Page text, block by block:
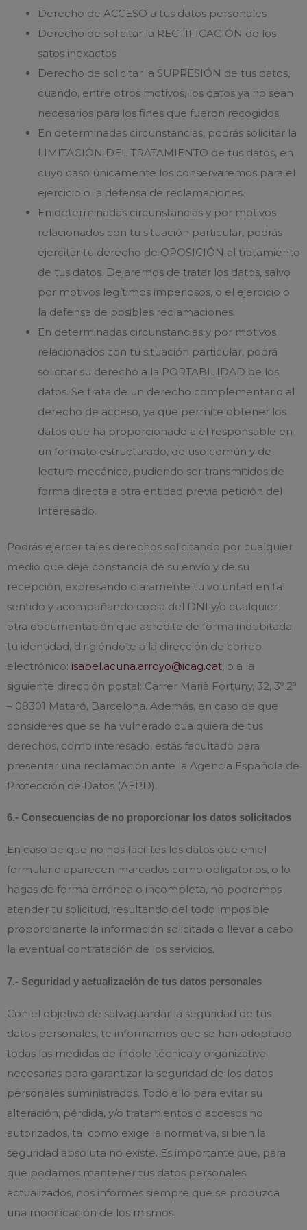
Derecho de ACCESO a tus datos personales
Derecho de solicitar la RECTIFICACIÓN de los
satos inexactos
Derecho de solicitar la SUPRESIÓN de tus datos,
cuando, entre otros motivos, los datos ya no sean
necesarios para los fines que fueron recogidos.
En determinadas circunstancias, podrás solicitar la
LIMITACIÓN DEL TRATAMIENTO de tus datos, en
cuyo caso únicamente los conservaremos para el
ejercicio o la defensa de reclamaciones.
En determinadas circunstancias y por motivos
relacionados con tu situación particular, podrás
ejercitar tu derecho de OPOSICIÓN al tratamiento
de tus datos. Dejaremos de tratar los datos, salvo
por motivos legítimos imperiosos, o el ejercicio o
la defensa de posibles reclamaciones.
En determinadas circunstancias y por motivos
relacionados con tu situación particular, podrá
solicitar su derecho a la PORTABILIDAD de los
datos. Se trata de un derecho complementario al
derecho de acceso, ya que permite obtener los
datos que ha proporcionado a el responsable en
un formato estructurado, de uso común y de
lectura mecánica, pudiendo ser transmitidos de
forma directa a otra entidad previa petición del
Interesado.
Podrás ejercer tales derechos solicitando por cualquier
medio que deje constancia de su envío y de su
recepción, expresando claramente tu voluntad en tal
sentido y acompañando copia del DNI y/o cualquier
otra documentación que acredite de forma indubitada
tu identidad, dirigiéndote a la dirección de correo
electrónico: isabel.acuna.arroyo@icag.cat, o a la
siguiente dirección postal: Carrer Marià Fortuny, 32, 3º 2ª
– 08301 Mataró, Barcelona. Además, en caso de que
consideres que se ha vulnerado cualquiera de tus
derechos, como interesado, estás facultado para
presentar una reclamación ante la Agencia Española de
Protección de Datos (AEPD).
6.- Consecuencias de no proporcionar los datos solicitados
En caso de que no nos facilites los datos que en el
formulario aparecen marcados como obligatorios, o lo
hagas de forma errónea o incompleta, no podremos
atender tu solicitud, resultando del todo imposible
proporcionarte la información solicitada o llevar a cabo
la eventual contratación de los servicios.
7.- Seguridad y actualización de tus datos personales
Con el objetivo de salvaguardar la seguridad de tus
datos personales, te informamos que se han adoptado
todas las medidas de índole técnica y organizativa
necesarias para garantizar la seguridad de los datos
personales suministrados. Todo ello para evitar su
alteración, pérdida, y/o tratamientos o accesos no
autorizados, tal como exige la normativa, si bien la
seguridad absoluta no existe. Es importante que, para
que podamos mantener tus datos personales
actualizados, nos informes siempre que se produzca
una modificación de los mismos.